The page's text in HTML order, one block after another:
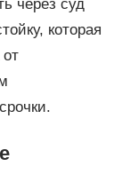
через суд
которая